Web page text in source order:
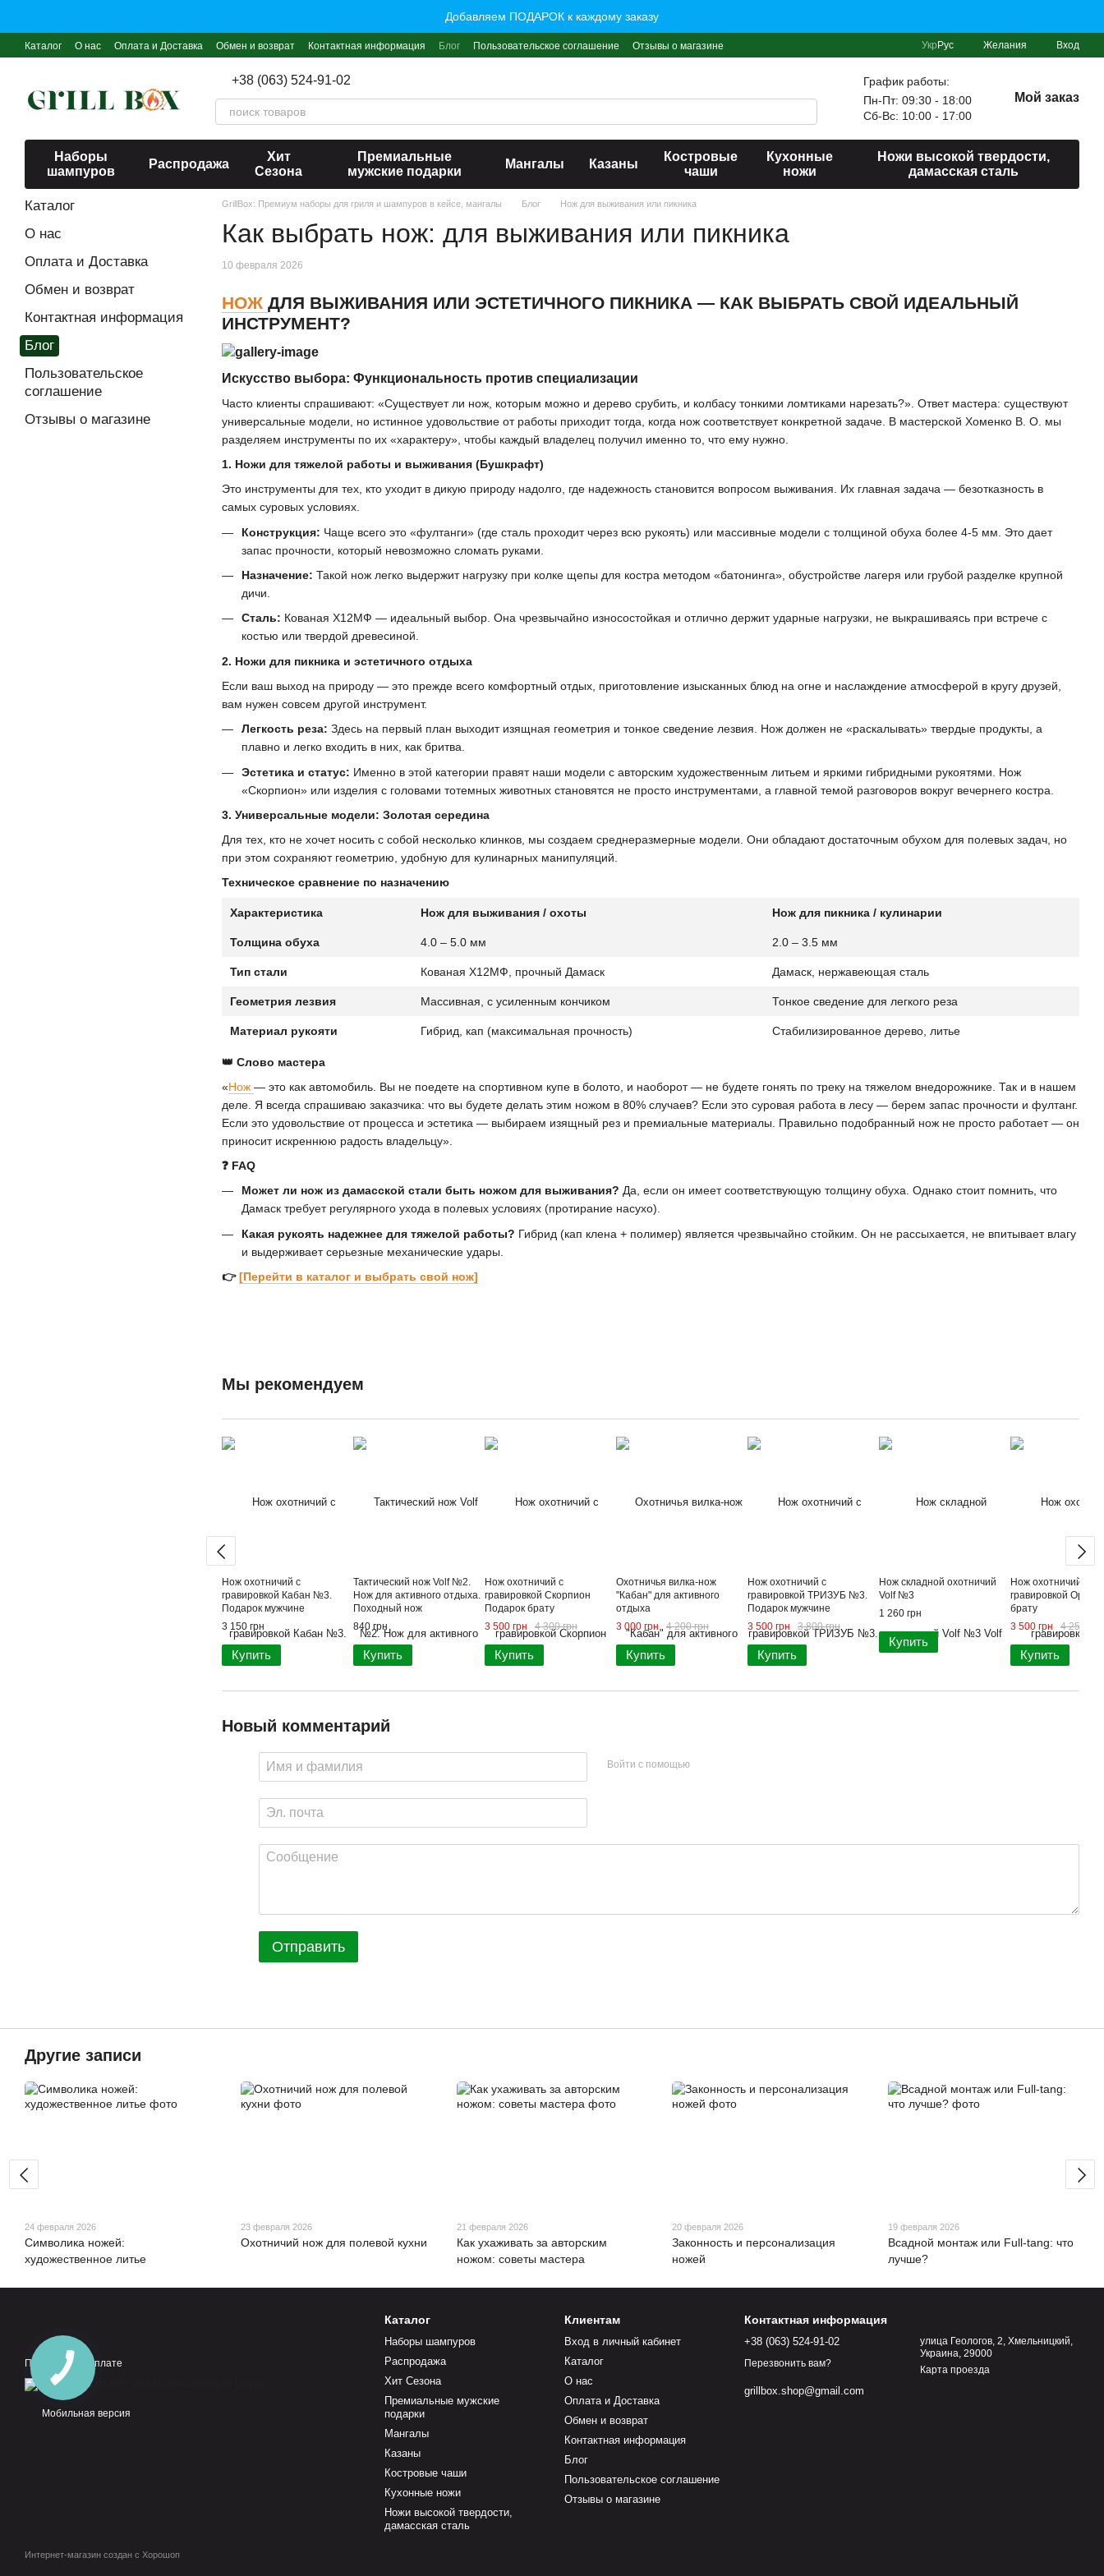
Добавляем ПОДАРОК к каждому заказу
Каталог О нас Оплата и Доставка Обмен и возврат Контактная информация Блог Пользовательское соглашение Отзывы о магазине Укр Рус Желания Вход
+38 (063) 524-91-02
График работы:
Пн-Пт: 09:30 - 18:00
Сб-Вс: 10:00 - 17:00
Мой заказ
Наборы
шампуров
Распродажа
Хит
Сезона
Премиальные
мужские подарки
Мангалы Казаны
Костровые
чаши
Кухонные
ножи
Ножи высокой твердости,
дамасская сталь
GrillBox: Премиум наборы для гриля и шампуров в кейсе, мангалы Блог Нож для выживания или пикника
Как выбрать нож: для выживания или пикника
10 февраля 2026
НОЖ ДЛЯ ВЫЖИВАНИЯ ИЛИ ЭСТЕТИЧНОГО ПИКНИКА — КАК ВЫБРАТЬ СВОЙ ИДЕАЛЬНЫЙ
ИНСТРУМЕНТ?
Искусство выбора: Функциональность против специализации
Часто клиенты спрашивают: «Существует ли нож, которым можно и дерево срубить, и колбасу тонкими ломтиками нарезать?». Ответ мастера: существуют
универсальные модели, но истинное удовольствие от работы приходит тогда, когда нож соответствует конкретной задаче. В мастерской Хоменко В. О. мы
разделяем инструменты по их «характеру», чтобы каждый владелец получил именно то, что ему нужно.
1. Ножи для тяжелой работы и выживания (Бушкрафт)
Это инструменты для тех, кто уходит в дикую природу надолго, где надежность становится вопросом выживания. Их главная задача — безотказность в
самых суровых условиях.
Конструкция: Чаще всего это «фултанги» (где сталь проходит через всю рукоять) или массивные модели с толщиной обуха более 4-5 мм. Это дает
запас прочности, который невозможно сломать руками.
Назначение: Такой нож легко выдержит нагрузку при колке щепы для костра методом «батонинга», обустройстве лагеря или грубой разделке крупной
дичи.
Сталь: Кованая Х12МФ — идеальный выбор. Она чрезвычайно износостойкая и отлично держит ударные нагрузки, не выкрашиваясь при встрече с
костью или твердой древесиной.
2. Ножи для пикника и эстетичного отдыха
Если ваш выход на природу — это прежде всего комфортный отдых, приготовление изысканных блюд на огне и наслаждение атмосферой в кругу друзей,
вам нужен совсем другой инструмент.
Легкость реза: Здесь на первый план выходит изящная геометрия и тонкое сведение лезвия. Нож должен не «раскалывать» твердые продукты, а
плавно и легко входить в них, как бритва.
Эстетика и статус: Именно в этой категории правят наши модели с авторским художественным литьем и яркими гибридными рукоятями. Нож
«Скорпион» или изделия с головами тотемных животных становятся не просто инструментами, а главной темой разговоров вокруг вечернего костра.
3. Универсальные модели: Золотая середина
Для тех, кто не хочет носить с собой несколько клинков, мы создаем среднеразмерные модели. Они обладают достаточным обухом для полевых задач, но
при этом сохраняют геометрию, удобную для кулинарных манипуляций.
Техническое сравнение по назначению
Характеристика Нож для выживания / охоты Нож для пикника / кулинарии
Толщина обуха 4.0 – 5.0 мм 2.0 – 3.5 мм
Тип стали Кованая Х12МФ, прочный Дамаск Дамаск, нержавеющая сталь
Геометрия лезвия Массивная, с усиленным кончиком Тонкое сведение для легкого реза
Материал рукояти Гибрид, кап (максимальная прочность) Стабилизированное дерево, литье
👑 Слово мастера
«Нож — это как автомобиль. Вы не поедете на спортивном купе в болото, и наоборот — не будете гонять по треку на тяжелом внедорожнике. Так и в нашем
деле. Я всегда спрашиваю заказчика: что вы будете делать этим ножом в 80% случаев? Если это суровая работа в лесу — берем запас прочности и фултанг.
Если это удовольствие от процесса и эстетика — выбираем изящный рез и премиальные материалы. Правильно подобранный нож не просто работает — он
приносит искреннюю радость владельцу».
❓ FAQ
Может ли нож из дамасской стали быть ножом для выживания? Да, если он имеет соответствующую толщину обуха. Однако стоит помнить, что
Дамаск требует регулярного ухода в полевых условиях (протирание насухо).
Какая рукоять надежнее для тяжелой работы? Гибрид (кап клена + полимер) является чрезвычайно стойким. Он не рассыхается, не впитывает влагу
и выдерживает серьезные механические удары.
👉[Перейти в каталог и выбрать свой нож]
Мы рекомендуем
Нож охотничий с
гравировкой Кабан №3.
Подарок мужчине
3 150 грн
Купить
Тактический нож Volf №2.
Нож для активного отдыха.
Походный нож
840 грн
Купить
Нож охотничий с
гравировкой Скорпион
Подарок брату
3 500 грн
4 300 грн
Купить
Охотничья вилка-нож
"Кабан" для активного
отдыха
3 000 грн
4 200 грн
Купить
Нож охотничий с
гравировкой ТРИЗУБ №3.
Подарок мужчине
3 500 грн
3 800 грн
Купить
Нож складной охотничий
Volf №3
1 260 грн
Купить
Нож охотничий с
гравировкой Орел
брату
3 500 грн
4 250 грн
Купить
Новый комментарий
Войти с помощью
Отправить
Каталог
О нас
Оплата и Доставка
Обмен и возврат
Контактная информация
Блог
Пользовательское
соглашение
Отзывы о магазине
Другие записи
24 февраля 2026
Символика ножей:
художественное литье
23 февраля 2026
Охотничий нож для полевой кухни
21 февраля 2026
Как ухаживать за авторским
ножом: советы мастера
20 февраля 2026
Законность и персонализация
ножей
19 февраля 2026
Всадной монтаж или Full-tang: что
лучше?
Принимаем к оплате
Мобильная версия
Интернет-магазин создан с Хорошоп
Каталог
Наборы шампуров
Распродажа
Хит Сезона
Премиальные мужские
подарки
Мангалы
Казаны
Костровые чаши
Кухонные ножи
Ножи высокой твердости,
дамасская сталь
Клиентам
Вход в личный кабинет
Каталог
О нас
Оплата и Доставка
Обмен и возврат
Контактная информация
Блог
Пользовательское соглашение
Отзывы о магазине
Контактная информация
+38 (063) 524-91-02
Перезвонить вам?
grillbox.shop@gmail.com
улица Геологов, 2, Хмельницкий,
Украина, 29000
Карта проезда